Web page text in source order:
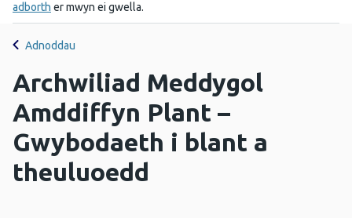
adborth er mwyn ei gwella.
Adnoddau
Archwiliad Meddygol
Amddiffyn Plant –
Gwybodaeth i blant a
theuluoedd